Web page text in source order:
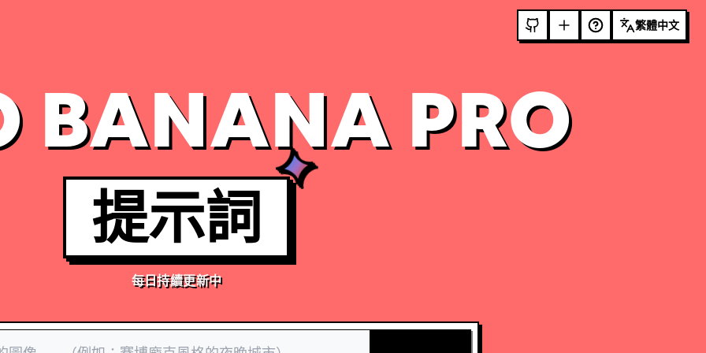
繁體中文
BANANA PRO
提示詞
每日持續更新中